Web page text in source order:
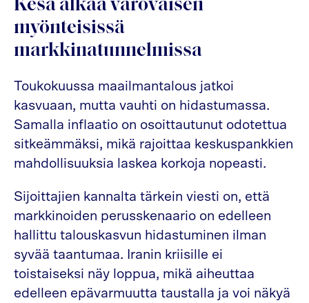
Kesä alkaa varovaisen
myönteisissä
markkinatunnelmissa
Toukokuussa maailmantalous jatkoi
kasvuaan, mutta vauhti on hidastumassa.
Samalla inflaatio on osoittautunut odotettua
sitkeämmäksi, mikä rajoittaa keskuspankkien
mahdollisuuksia laskea korkoja nopeasti.
Sijoittajien kannalta tärkein viesti on, että
markkinoiden perusskenaario on edelleen
hallittu talouskasvun hidastuminen ilman
syvää taantumaa. Iranin kriisille ei
toistaiseksi näy loppua, mikä aiheuttaa
edelleen epävarmuutta taustalla ja voi näkyä